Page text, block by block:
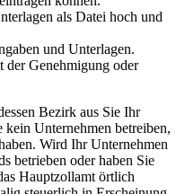
als Datei hoch und
und Unterlagen.
der Genehmigung oder
Bezirk aus Sie Ihr
kein Unternehmen betreiben,
Wird Ihr Unternehmen
betrieben oder haben Sie
Hauptzollamt örtlich